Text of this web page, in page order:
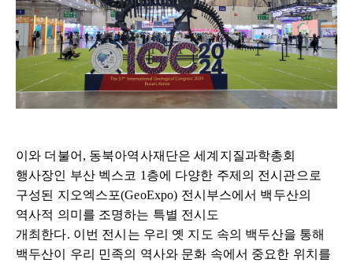
이와 더불어 , 동북아역사재단은 세계지질과학총회
행사장인 부산 벡스코 1층에 다양한 주제의 전시관으로
구성된 지오엑스포(GeoExpo) 전시부스에서 백두산의
역사적 의미를 조명하는 특별 전시도
개최한다. 이번 전시는 우리 옛 지도 속의 백두산을 통해
백두산이 우리 민족의 역사와 문화 속에서 중요한 위치를